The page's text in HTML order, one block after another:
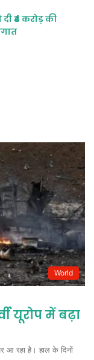
World
यूरोप में बढ़ा
आ रहा है। हाल के दिनों
₹4 करोड़ की